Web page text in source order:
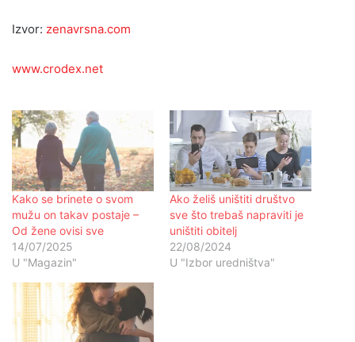
Izvor: zenavrsna.com
www.crodex.net
Kako se brinete o svom
mužu on takav postaje –
Od žene ovisi sve
14/07/2025
U "Magazin"
Ako želiš uništiti društvo
sve što trebaš napraviti je
uništiti obitelj
22/08/2024
U "Izbor uredništva"